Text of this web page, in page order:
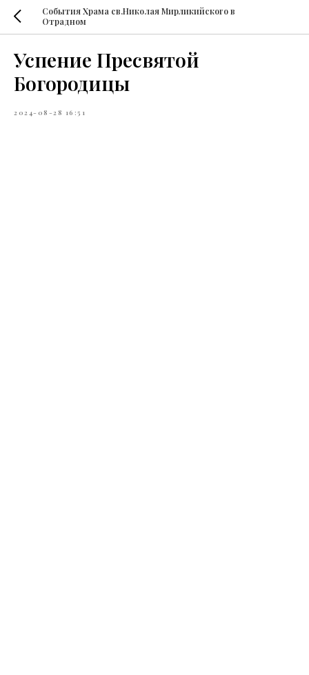
События Храма св.Николая Мирликийского в
Отрадном
Успение Пресвятой
Богородицы
2024-08-28 16:51